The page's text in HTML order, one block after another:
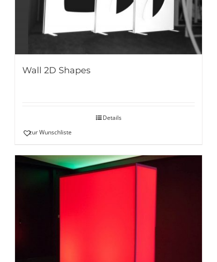
Wall 2D Shapes
Details
zur Wunschliste